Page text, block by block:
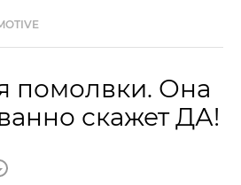
помолвки. Она
скажет ДА!